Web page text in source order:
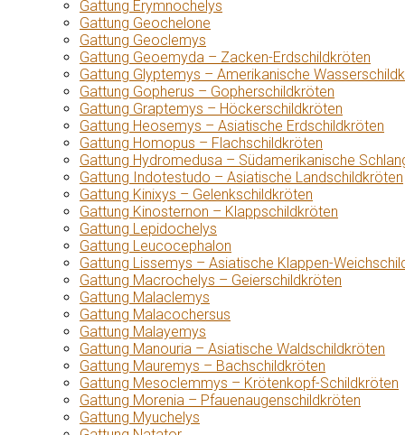
Gattung Erymnochelys
Gattung Geochelone
Gattung Geoclemys
Gattung Geoemyda – Zacken-Erdschildkröten
Gattung Glyptemys – Amerikanische
Gattung Gopherus – Gopherschildkröten
Gattung Graptemys – Höckerschildkröten
Gattung Heosemys – Asiatische Erdschildkröten
Gattung Homopus – Flachschildkröten
Gattung Hydromedusa – Südamerikanische
Gattung Indotestudo – Asiatische Landschildkröten
Gattung Kinixys – Gelenkschildkröten
Gattung Kinosternon – Klappschildkröten
Gattung Lepidochelys
Gattung Leucocephalon
Gattung Lissemys – Asiatische Klappen-
Gattung Macrochelys – Geierschildkröten
Gattung Malaclemys
Gattung Malacochersus
Gattung Malayemys
Gattung Manouria – Asiatische Waldschildkröten
Gattung Mauremys – Bachschildkröten
Gattung Mesoclemmys – Krötenkopf-Schildkröten
Gattung Morenia – Pfauenaugenschildkröten
Gattung Myuchelys